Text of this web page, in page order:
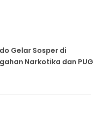
Gelar Sosper di
Narkotika dan PUG